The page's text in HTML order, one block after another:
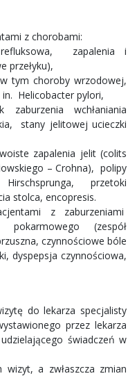
z chorobami:
zapalenia i
przełyku),
tym choroby wrzodowej,
in. Helicobacter pylori,
wchłaniania
stany jelitowej ucieczki
zapalenia jelit (colits
– Crohna), polipy
Hirschsprunga, przetoki
stolca, encopresis.
z zaburzeniami
(zespół
czynnościowe bóle
dyspepsja czynnościowa,
do lekarza specjalisty
przez lekarza
świadczeń w
wizyt, a zwłaszcza zmian